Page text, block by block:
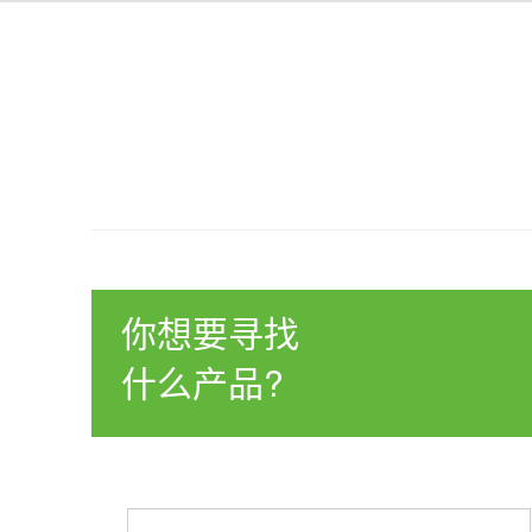
你想要寻找
什么产品?